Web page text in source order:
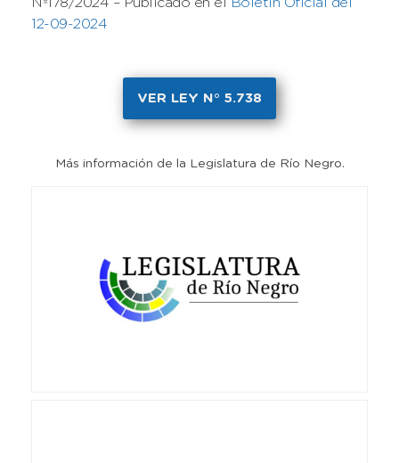
12-09-2024
VER LEY N° 5.738
Más información de la Legislatura de Río Negro.